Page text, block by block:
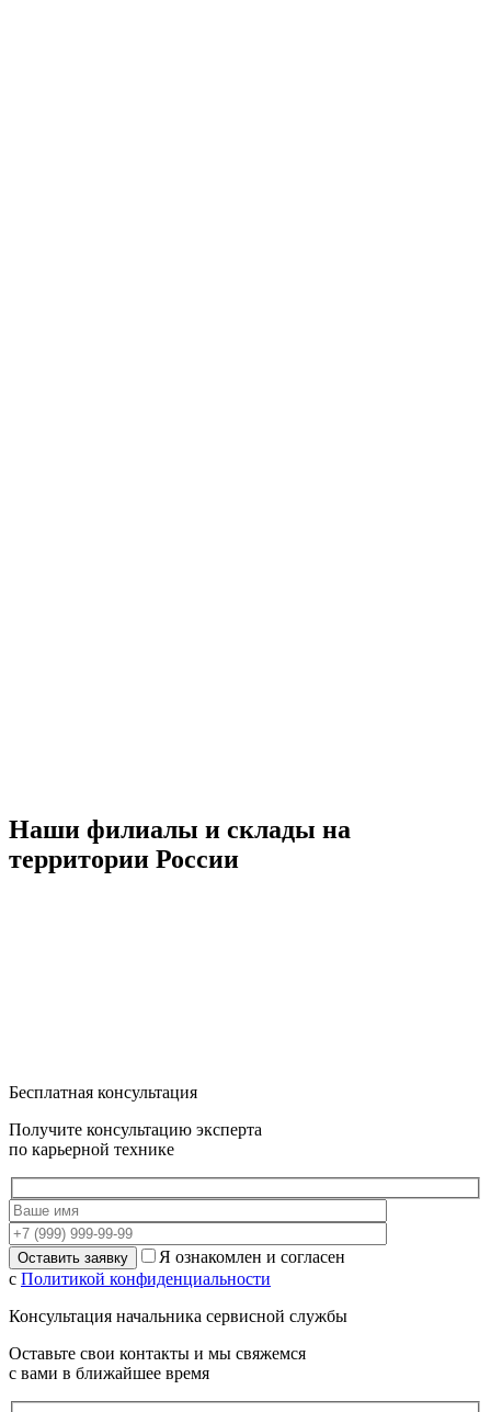
Наши филиалы и склады на
территории России
Бесплатная консультация
Получите консультацию эксперта
по карьерной технике
Я ознакомлен и согласен
с Политикой конфиденциальности
Консультация начальника сервисной службы
Оставьте свои контакты и мы свяжемся
с вами в ближайшее время